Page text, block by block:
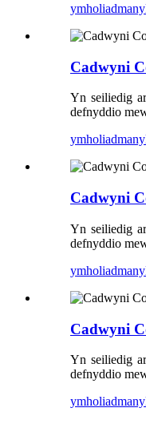
ymholiad
Cadwyni
Yn seiliedig
defnyddio
ymholiad
Cadwyni
Yn seiliedig
defnyddio
ymholiad
Cadwyni
Yn seiliedig
defnyddio
ymholiad